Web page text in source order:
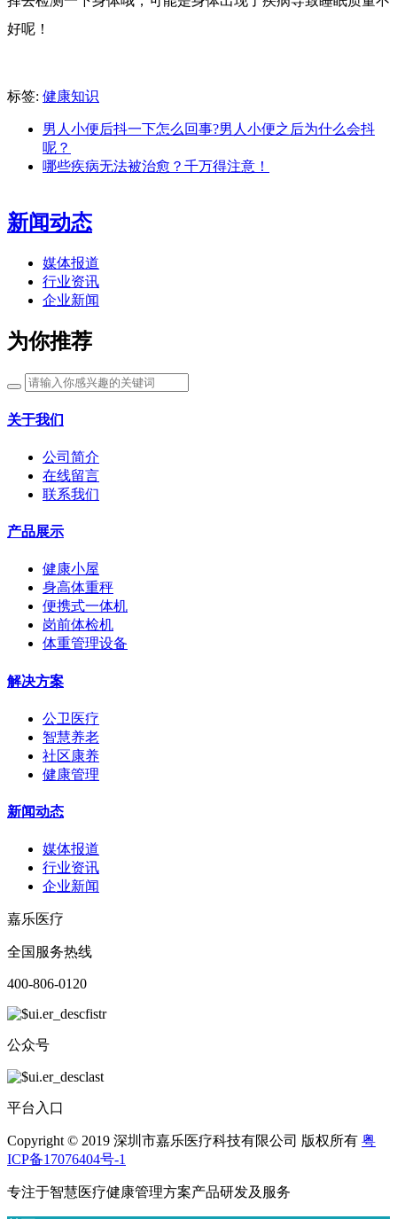
好呢！
标签: 健康知识
男人小便后抖一下怎么回事?男人小便之后为什么会抖
呢？
哪些疾病无法被治愈？千万得注意！
新闻动态
媒体报道
行业资讯
企业新闻
为你推荐
关于我们
公司简介
在线留言
联系我们
产品展示
健康小屋
身高体重秤
便携式一体机
岗前体检机
体重管理设备
解决方案
公卫医疗
智慧养老
社区康养
健康管理
新闻动态
媒体报道
行业资讯
企业新闻
嘉乐医疗
全国服务热线
400-806-0120
公众号
平台入口
Copyright © 2019 深圳市嘉乐医疗科技有限公司 版权所有 粤
ICP备17076404号-1
专注于智慧医疗健康管理方案产品研发及服务